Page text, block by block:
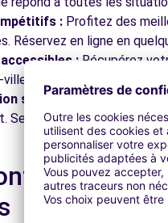
- HOENHEIM (DS)
- HOENHEIM (C)
: Profitez des
Réservez en ligne en
: Récupérez
en gare ou près des
simplifiée :Notre
Service client disponible